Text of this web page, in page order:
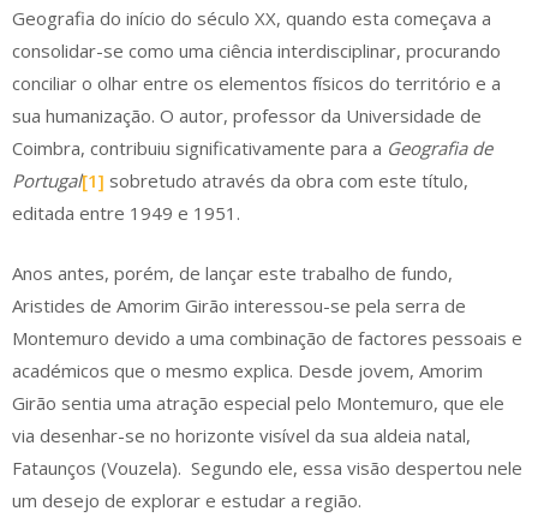
Geografia do início do século XX, quando esta começava a
consolidar-se como uma ciência interdisciplinar, procurando
conciliar o olhar entre os elementos físicos do território e a
sua humanização. O autor, professor da Universidade de
Coimbra, contribuiu significativamente para a Geografia de
Portugal[1] sobretudo através da obra com este título,
editada entre 1949 e 1951.
Anos antes, porém, de lançar este trabalho de fundo,
Aristides de Amorim Girão interessou-se pela serra de
Montemuro devido a uma combinação de factores pessoais e
académicos que o mesmo explica. Desde jovem, Amorim
Girão sentia uma atração especial pelo Montemuro, que ele
via desenhar-se no horizonte visível da sua aldeia natal,
Fataunços (Vouzela). ​ Segundo ele, essa visão despertou nele
um desejo de explorar e estudar a região.